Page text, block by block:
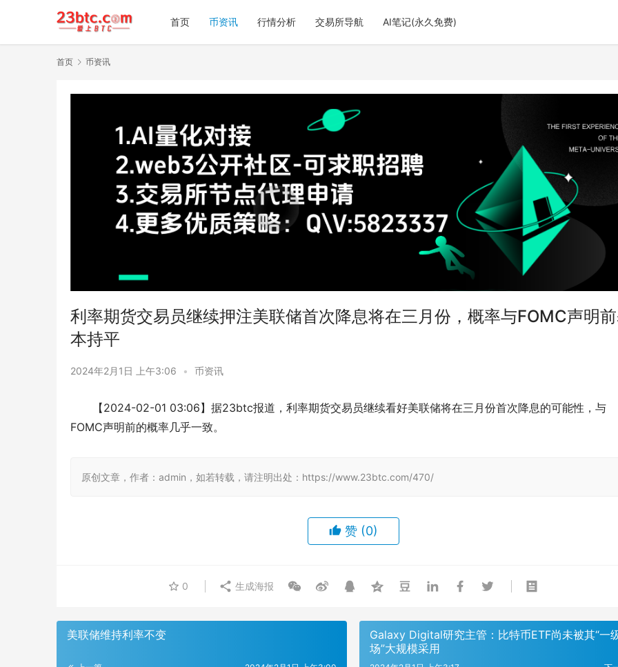
首页 币资讯 行情分析 交易所导航 AI笔记(永久免费)
首页 币资讯
利率期货交易员继续押注美联储首次降息将在三月份，概率与FOMC声明
本持平
2024年2月1日 上午3:06 • 币资讯
【2024-02-01 03:06】据23btc报道，利率期货交易员继续看好美联储将在三月份首次降息的可能性，与
FOMC声明前的概率几乎一致。
原创文章，作者：admin，如若转载，请注明出处：https://www.23btc.com/470/
赞 (0)
0 生成海报
美联储维持利率不变
Galaxy Digital研究主管：比特币ETF尚未被其“一
场”大规模采用